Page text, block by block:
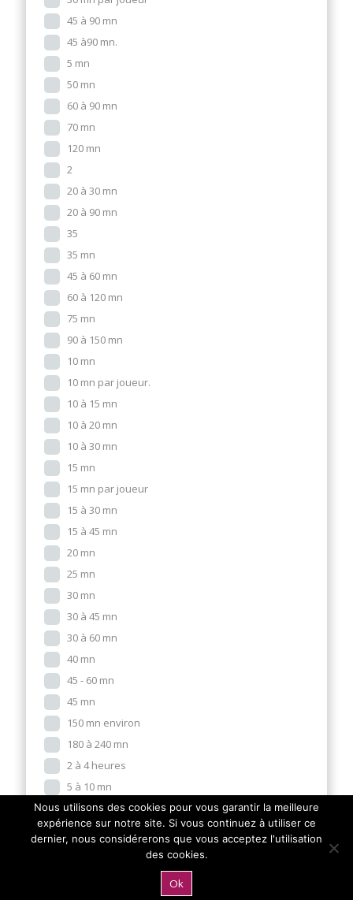
45 à 90 mn
45 à90 mn.
5 mn
50 mn
60 à 90 mn
70 mn
120 mn
2
20 à 30 mn
20 à 90 mn
35
35 mn
45 à 60 mn
60 à 120 mn
75 mn
90 à 150 mn
10 mn
10 mn par joueur.
10 à 15 mn
10 à 20 mn
10 à 30 mn
15 mn
15 mn par joueur
15 à 30 mn
15 à 45 mn
20 mn
25 mn
30 mn
30 à 45 mn
30 à 60 mn
40 mn
45 - 60 mn
45 mn
150 mn environ
180 à 240 mn
2 à 4 heures
5 à 10 mn
60 mn
60 mn à 2 h
Nous utilisons des cookies pour vous garantir la meilleure
expérience sur notre site. Si vous continuez à utiliser ce
dernier, nous considérerons que vous acceptez l'utilisation
des cookies.
Ok